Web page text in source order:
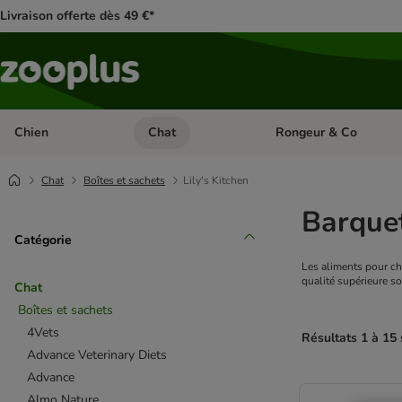
Livraison offerte dès 49 €*
Chien Dérouler les catégories: Chien
Chat Dérouler les catégories:
Rongeur & Co
Chat Boîtes et sachets Lily's Kitchen
Catégorie
Chat
Boîtes et sachets
4Vets
Advance Veterinary Diets
Advance
Les aliments pour
qualité supérieure
Résultats 1 à 15